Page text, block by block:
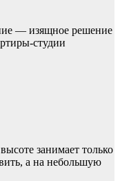
— изящное решение
студии
занимает только
а на небольшую